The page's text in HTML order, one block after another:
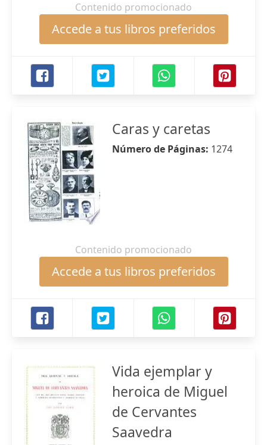
Contenido promocionado
Accede a tus libros preferidos
Caras y caretas
Número de Páginas: 1274
Contenido promocionado
Accede a tus libros preferidos
Vida ejemplar y
heroica de Miguel
de Cervantes
Saavedra